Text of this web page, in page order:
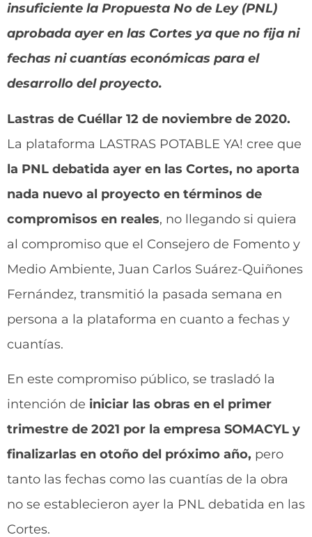
insuficiente la Propuesta No de Ley (PNL)
aprobada ayer en las Cortes ya que no fija ni
fechas ni cuantías económicas para el
desarrollo del proyecto.
Lastras de Cuéllar 12 de noviembre de 2020.
La plataforma LASTRAS POTABLE YA! cree que
la PNL debatida ayer en las Cortes, no aporta
nada nuevo al proyecto en términos de
compromisos en reales, no llegando si quiera
al compromiso que el Consejero de Fomento y
Medio Ambiente, Juan Carlos Suárez-Quiñones
Fernández, transmitió la pasada semana en
persona a la plataforma en cuanto a fechas y
cuantías.
En este compromiso público, se trasladó la
intención de iniciar las obras en el primer
trimestre de 2021 por la empresa SOMACYL y
finalizarlas en otoño del próximo año, pero
tanto las fechas como las cuantías de la obra
no se establecieron ayer la PNL debatida en las
Cortes.